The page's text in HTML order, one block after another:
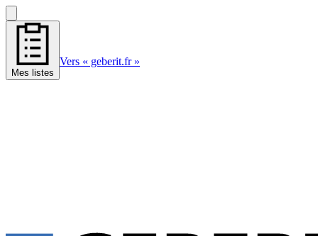
Mes listes
Vers « geberit.fr »